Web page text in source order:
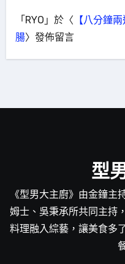
「RYO 」於〈 【八分鐘
腸〉發佈留言
型
《型男大主廚》由金鐘主
姆士、吳秉承所共同主持
料理融入綜藝，讓美食多